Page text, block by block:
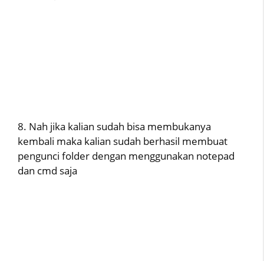
8. Nah jika kalian sudah bisa membukanya
kembali maka kalian sudah berhasil membuat
pengunci folder dengan menggunakan notepad
dan cmd saja